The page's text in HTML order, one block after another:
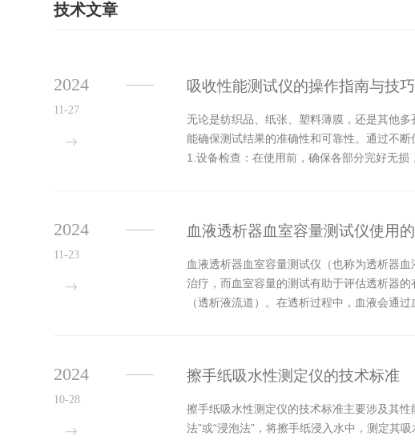
技术文章
吸收性能测试仪的操作指南与技巧
无论是纺织品、纸张、塑料薄膜，还是其他
能确保测试结果的准确性和可靠性。通过不
1.设备检查：在使用前，确保各部分完好无
2024
11-27
血液透析器血室容量测试仪使用
血液透析器血室容量测试仪（也称为透析器
治疗，而血室容量的测试有助于评估透析器
（透析液流道）。在透析过程中，血液会通
2024
11-23
擦手纸吸水性测定仪的技术标准
擦手纸吸水性测定仪的技术标准主要涉及其
法”或“浸泡法”，将擦手纸浸入水中，测定其
2024
10-28